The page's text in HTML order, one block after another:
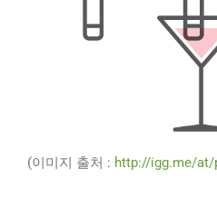
(이미지 출처 : http://igg.me/